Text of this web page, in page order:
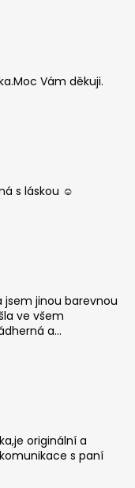
hvězdiček.
Vám děkuji.
hvězdiček.
s láskou ☺️
hvězdiček.
jsem jinou barevnou
ve všem
a...
hvězdiček.
originální a
s paní